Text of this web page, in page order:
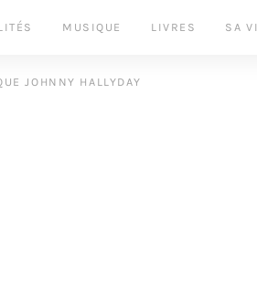
MUSIQUE LIVRES SA
JOHNNY HALLYDAY